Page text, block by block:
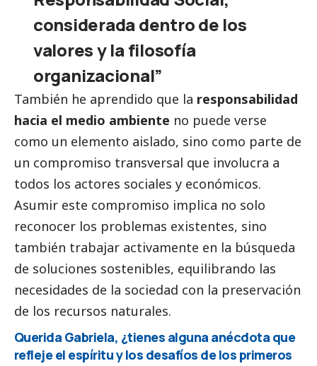
considerada dentro de los
valores y la filosofía
organizacional”
También he aprendido que la responsabilidad
hacia el medio ambiente no puede verse
como un elemento aislado, sino como parte de
un compromiso transversal que involucra a
todos los actores sociales y económicos.
Asumir este compromiso implica no solo
reconocer los problemas existentes, sino
también trabajar activamente en la búsqueda
de soluciones sostenibles, equilibrando las
necesidades de la sociedad con la preservación
de los recursos naturales.
Querida Gabriela, ¿tienes alguna anécdota que
refleje el espíritu y los desafíos de los primeros